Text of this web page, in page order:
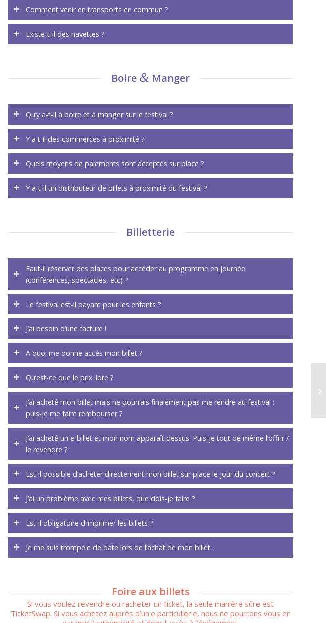
Comment venir en transports en commun ?
Existe-t-il des navettes ?
Boire & Manger
Qu’y a-t-il à boire et à manger sur le festival ?
Y a t-il des commerces à proximité ?
Quels moyens de paiements sont acceptés sur place ?
Y a-t-il un distributeur de billets à proximité du festival ?
Billetterie
Faut-il réserver des places pour accéder au programme en journée
(conférences, spectacles, etc) ?
Le festival est-il payant pour les enfants ?
J’ai besoin d’une facture !
A quoi me donne accès mon billet ?
Qu’est-ce que le prix libre ?
J’ai acheté mon billet mais ne pourrais finalement pas me rendre au festival :
puis-je me faire rembourser ?
J’ai acheté un e-billet et mon nom apparaît dessus. Puis-je tout de même l’offrir /
le revendre ?
Est-il possible d’acheter directement mon billet sur place le jour du concert ?
J’ai un problème avec mes billets, que dois-je faire ?
Est-il obligatoire d’imprimer les billets ?
Je me suis trompé·e de date lors de l’achat de mon billet.
Foire aux billets
Si vous voulez revendre ou racheter un ticket, la seule manière sûre est
TicketSwap. Si vous achetez auprès d’un·e particulier·e, nous ne pourrons vous en